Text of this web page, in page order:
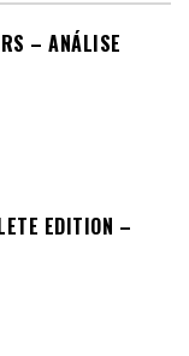
– ANÁLISE
EDITION –